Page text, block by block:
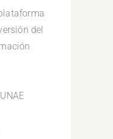
del